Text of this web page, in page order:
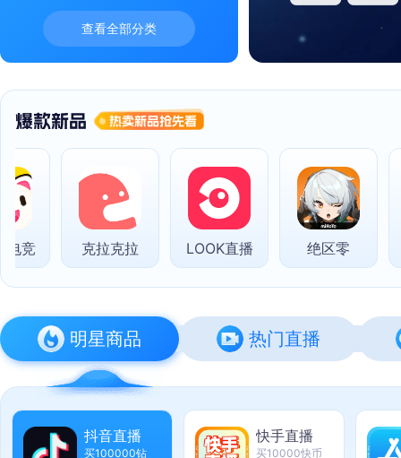
查看全部分类
克拉克拉 LOOK直播 绝区零
明星商品 热门直播
抖音直播
买100000钻
快手直播
买10000快币